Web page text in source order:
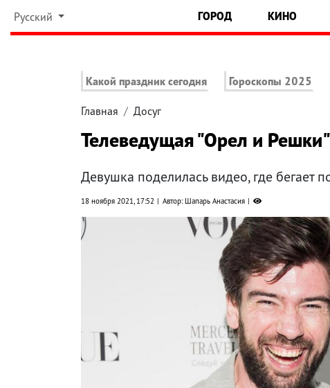
Русский ГОРОД КИНО
Какой праздник сегодня Гороскопы 2025
Главная Досуг
Телеведущая "Орел и
Девушка поделилась видео, где бегает
18 ноября 2021, 17:52 Автор: Шапарь Анастасия